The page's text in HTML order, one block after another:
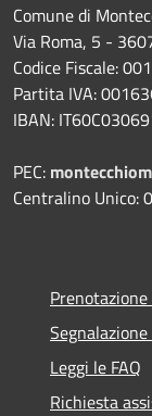
Comune di
Via Roma, 5 -
Codice Fiscale:
Partita IVA:
IBAN:
PEC:
Centralino Unico:
Leggi le FAQ
Richiesta